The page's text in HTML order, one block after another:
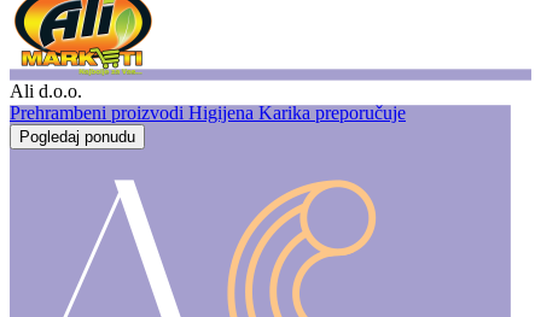
Ali d.o.o.
Prehrambeni proizvodi Higijena Karika preporučuje
Pogledaj ponudu